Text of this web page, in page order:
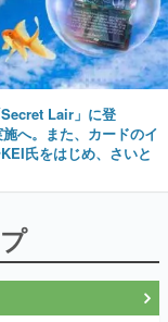
Lair」に登
へ。また、カードのイ
氏をはじめ、さいと